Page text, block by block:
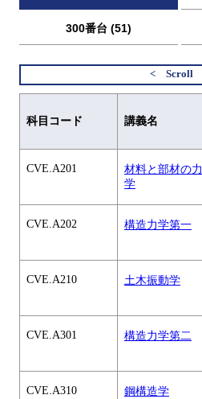
300番台 (51)
科目コード 講義名
CVE.A201
材料と部材の力
学
CVE.A202 構造力学第一
CVE.A210 土木振動学
CVE.A301 構造力学第二
CVE.A310 鋼構造学